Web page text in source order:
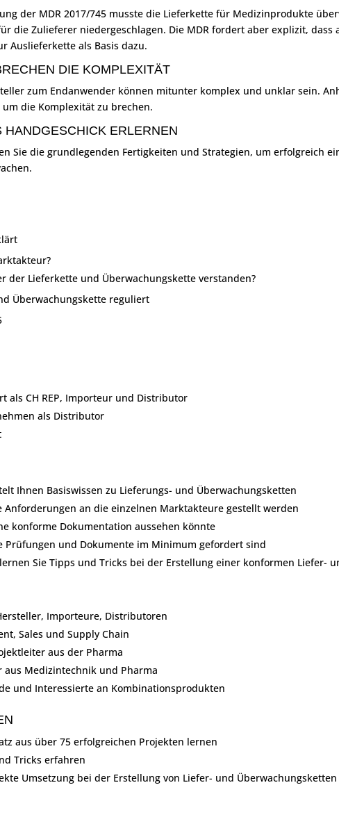
der MDR 2017/745 musste die Lieferkette für Medizinprodukte
die Zulieferer niedergeschlagen. Die MDR fordert aber explizit,
Auslieferkette als Basis dazu.
DIE KOMPLEXITÄT
zum Endanwender können mitunter komplex und unklar sein.
die Komplexität zu brechen.
HANDGESCHICK ERLERNEN
Sie die grundlegenden Fertigkeiten und Strategien, um erfolgreich
der Lieferkette und Überwachungskette verstanden?
Überwachungskette reguliert
als CH REP, Importeur und Distributor
als Distributor
Ihnen Basiswissen zu Lieferungs- und Überwachungsketten
Anforderungen an die einzelnen Marktakteure gestellt werden
konforme Dokumentation aussehen könnte
Prüfungen und Dokumente im Minimum gefordert sind
Sie Tipps und Tricks bei der Erstellung einer konformen Liefer-
Importeure, Distributoren
Sales und Supply Chain
aus der Pharma
aus Medizintechnik und Pharma
und Interessierte an Kombinationsprodukten
aus über 75 erfolgreichen Projekten lernen
Tricks erfahren
Umsetzung bei der Erstellung von Liefer- und